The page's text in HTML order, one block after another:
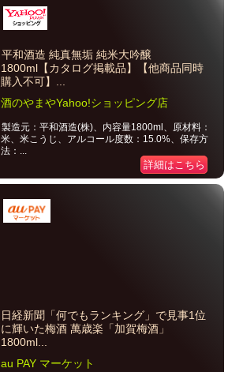
平和酒造 純真無垢 純米大吟醸
1800ml【カタログ掲載品】【他商品同時
購入不可】...
酒のやまやYahoo!ショッピング店
製造元：平和酒造(株)、内容量1800ml、原材料：
米、米こうじ、アルコール度数：15.0%、保存方
法：...
詳細はこちら
日経新聞「何でもランキング」で見事1位
に輝いた梅酒 萬歳楽「加賀梅酒」
1800ml...
au PAY マーケット